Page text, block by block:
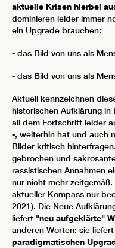
aktuelle Krisen hierbei
dominieren leider immer
ein Upgrade brauchen:
- das Bild von uns als
- das Bild von uns als
Aktuell kennzeichnen
historischen Aufklärung
all dem Fortschritt leider
-, weiterhin hat und auch
Bilder kritisch
gebrochen und
rassistischen Annahmen
nur nicht mehr
aktueller Kompass nur
2021). Die Neue
liefert "neu aufgeklärte"
anderen Worten: sie
paradigmatischen